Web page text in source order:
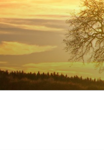
Skip
to
content